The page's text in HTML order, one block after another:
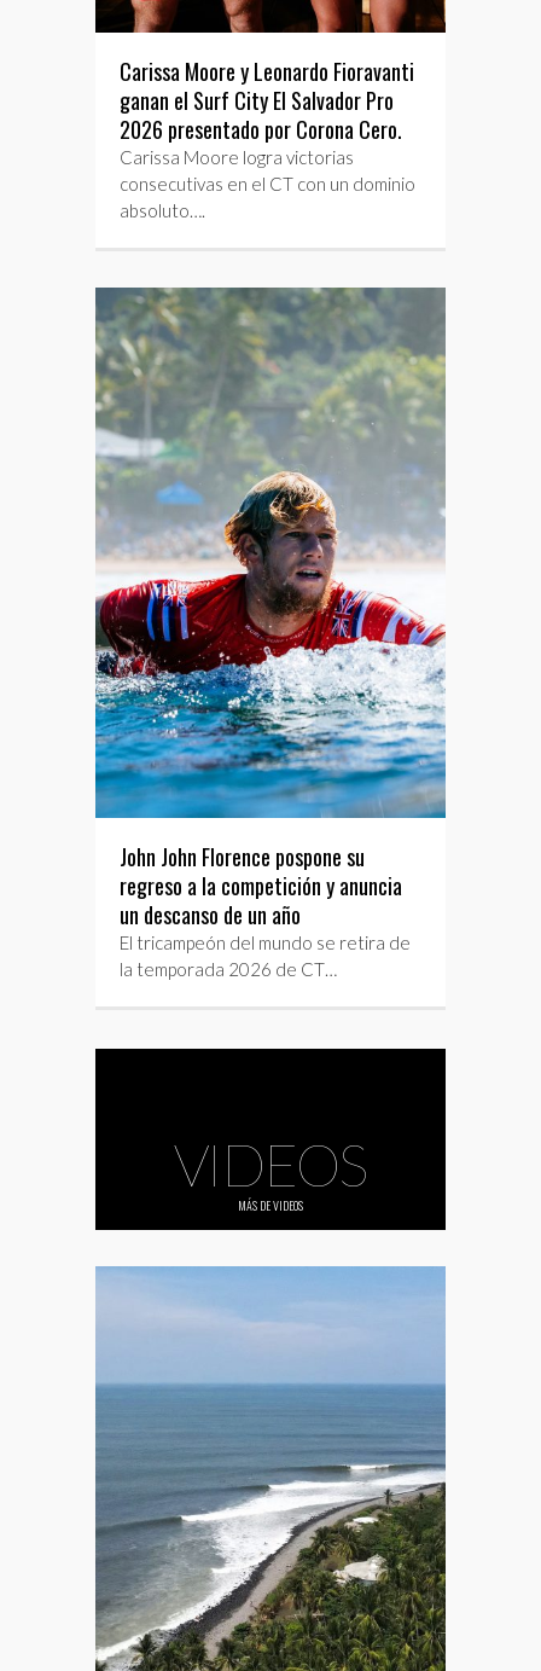
Carissa Moore y Leonardo Fioravanti
ganan el Surf City El Salvador Pro
2026 presentado por Corona Cero.
Carissa Moore logra victorias
consecutivas en el CT con un dominio
absoluto….
John John Florence pospone su
regreso a la competición y anuncia
un descanso de un año
El tricampeón del mundo se retira de
la temporada 2026 de CT…
VIDEOS
MÁS DEVIDEOS